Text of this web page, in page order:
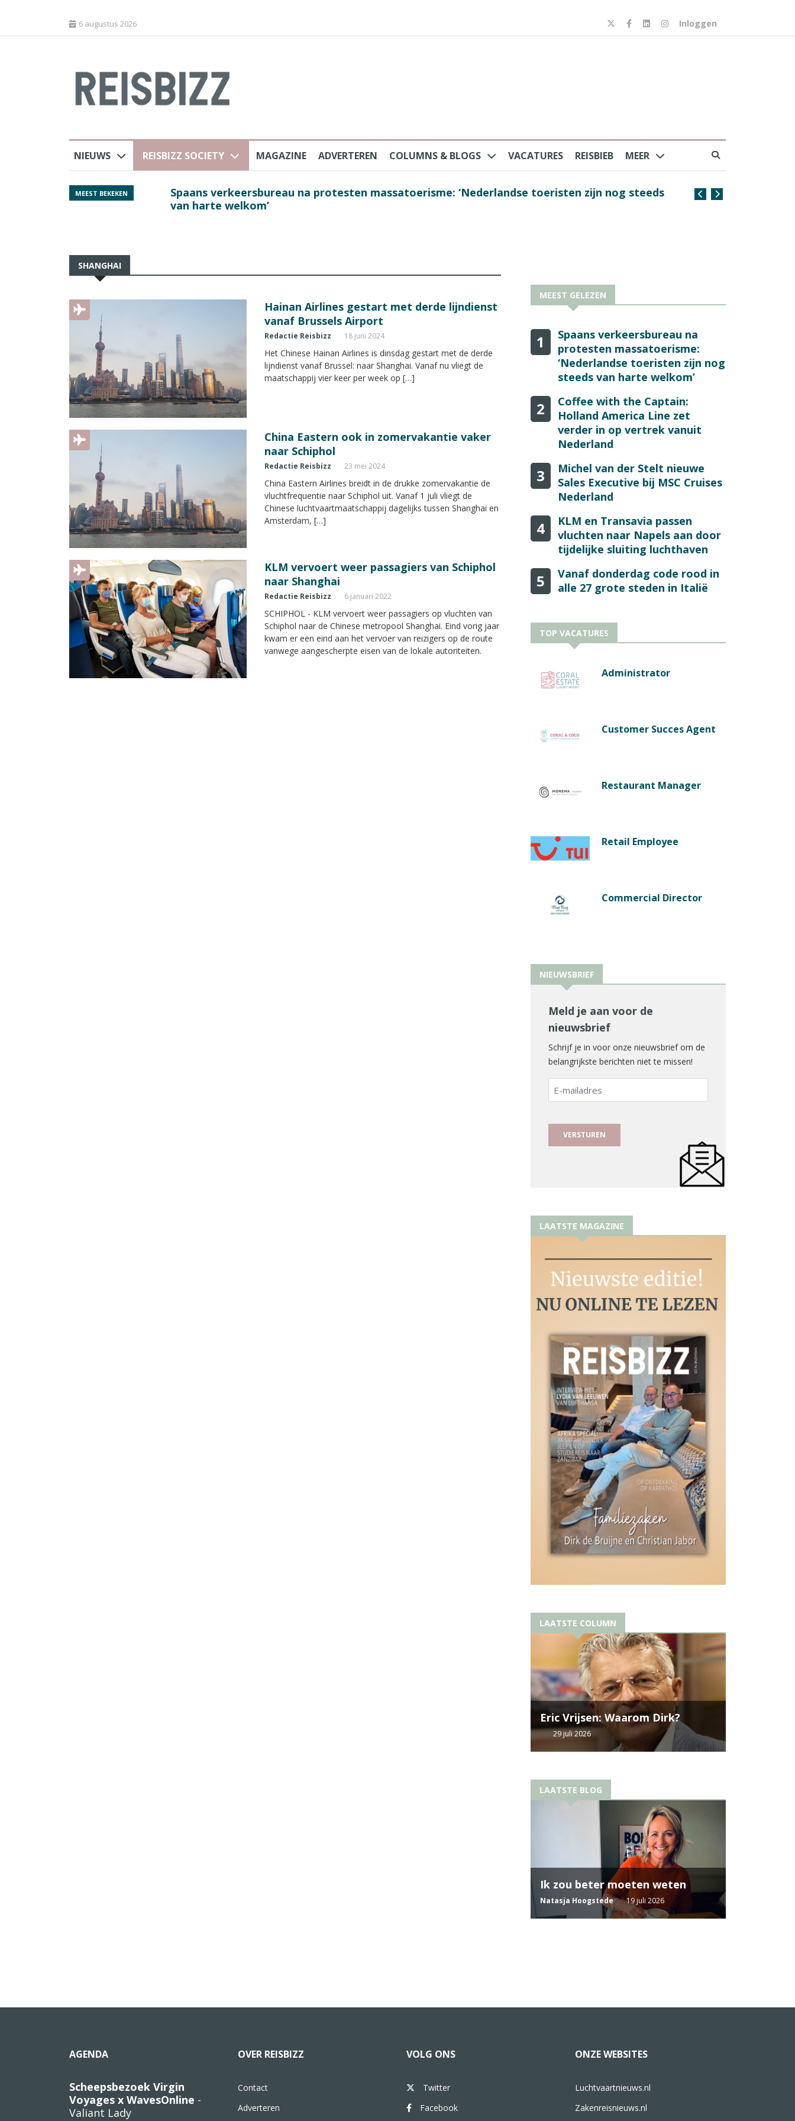
6 augustus 2026 Inloggen
NIEUWS REISBIZZ SOCIETY MAGAZINE ADVERTEREN COLUMNS & BLOGS VACATURES REISBIEB MEER
MEEST BEKEKEN
luchthaven
Spaans verkeersbureau na protesten massatoerisme: ‘Nederlandse toeristen zijn nog steeds
van harte welkom’
Coffee with the
SHANGHAI
Hainan Airlines gestart met derde lijndienst
vanaf Brussels Airport
Redactie Reisbizz 18 juni 2024
Het Chinese Hainan Airlines is dinsdag gestart met de derde
lijndienst vanaf Brussel: naar Shanghai. Vanaf nu vliegt de
maatschappij vier keer per week op […]
China Eastern ook in zomervakantie vaker
naar Schiphol
Redactie Reisbizz 23 mei 2024
China Eastern Airlines breidt in de drukke zomervakantie de
vluchtfrequentie naar Schiphol uit. Vanaf 1 juli vliegt de
Chinese luchtvaartmaatschappij dagelijks tussen Shanghai en
Amsterdam, […]
KLM vervoert weer passagiers van Schiphol
naar Shanghai
Redactie Reisbizz 6 januari 2022
SCHIPHOL - KLM vervoert weer passagiers op vluchten van
Schiphol naar de Chinese metropool Shanghai. Eind vorig jaar
kwam er een eind aan het vervoer van reizigers op de route
vanwege aangescherpte eisen van de lokale autoriteiten.
MEEST GELEZEN
1
Spaans verkeersbureau na
protesten massatoerisme:
‘Nederlandse toeristen zijn nog
steeds van harte welkom’
2
Coffee with the Captain:
Holland America Line zet
verder in op vertrek vanuit
Nederland
3
Michel van der Stelt nieuwe
Sales Executive bij MSC Cruises
Nederland
4
KLM en Transavia passen
vluchten naar Napels aan door
tijdelijke sluiting luchthaven
5
Vanaf donderdag code rood in
alle 27 grote steden in Italië
TOP VACATURES
Administrator
Customer Succes Agent
Restaurant Manager
Retail Employee
Commercial Director
NIEUWSBRIEF
Meld je aan voor de
nieuwsbrief
Schrijf je in voor onze nieuwsbrief om de
belangrijkste berichten niet te missen!
E-
mailadres
LAATSTE MAGAZINE
LAATSTE COLUMN
Eric Vrijsen: Waarom Dirk?
29 juli 2026
LAATSTE BLOG
Ik zou beter moeten weten
Natasja Hoogstede 19 juli 2026
AGENDA
Scheepsbezoek Virgin
Voyages x WavesOnline -
Valiant Lady
OVER REISBIZZ
Contact
Adverteren
VOLG ONS
Twitter
Facebook
ONZE WEBSITES
Luchtvaartnieuws.nl
Zakenreisnieuws.nl